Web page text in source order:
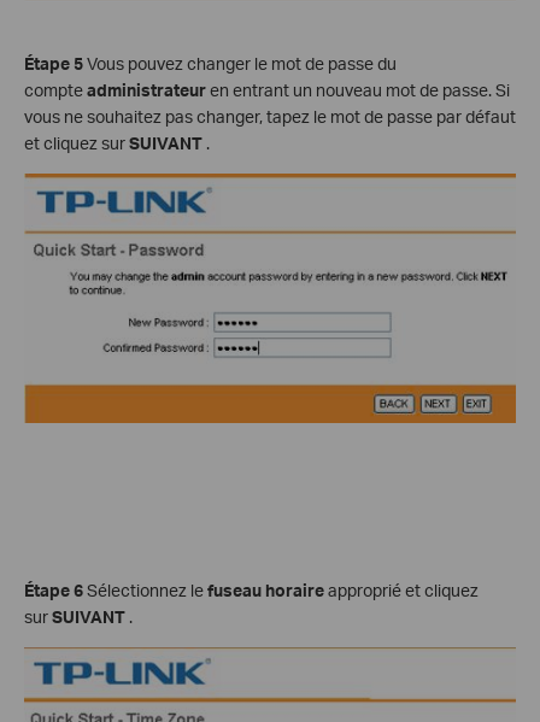
Étape 5Vous pouvez changer le mot de passe du
compteadministrateuren entrant un nouveau mot de passe. Si
vous ne souhaitez pas changer, tapez le mot de passe par défaut
et cliquez surSUIVANT .
Étape 6Sélectionnez lefuseau horaireapproprié et cliquez
surSUIVANT .